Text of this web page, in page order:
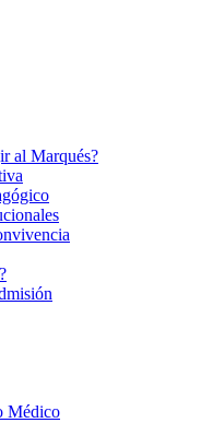
al Marqués?
Médico